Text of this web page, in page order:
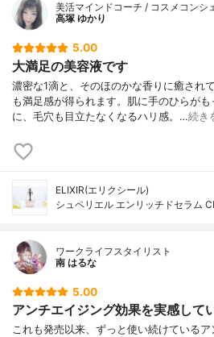
ステアロイル
息香酸Ｎａ、
美活マインドコーチ / コスメコンシ
高塚 ゆかり
5.00
大満足の美容液です
濃密な1滴と、そのほのかな香りに癒され
も満足感が得られます。肌に手のひらが
に、毛穴も目立たなくなるハリ感。…続き
ELIXIR(エリクシール)
シュペリエル エンリッチドセラム
ワークライフスタイリスト
南 はるな
5.00
アンチエイジング効果を実感して
これも発売以来、ずっと使い続けているア